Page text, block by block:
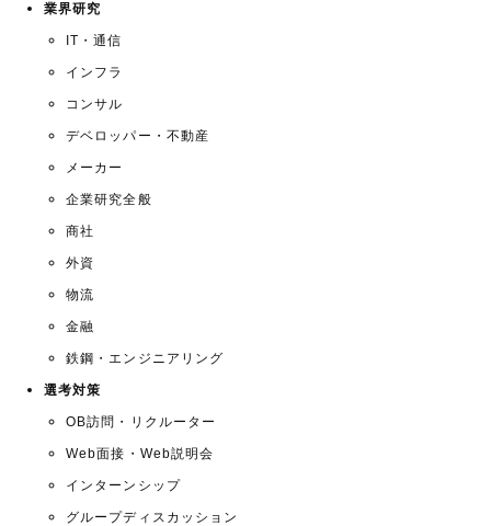
業界研究
IT・通信
インフラ
コンサル
デベロッパー・不動産
メーカー
企業研究全般
商社
外資
物流
金融
鉄鋼・エンジニアリング
選考対策
OB訪問・リクルーター
Web面接・Web説明会
インターンシップ
グループディスカッション